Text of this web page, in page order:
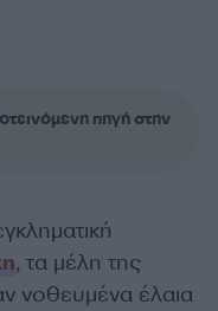
πηγή στην
, τα μέλη της
νοθευμένα έλαια